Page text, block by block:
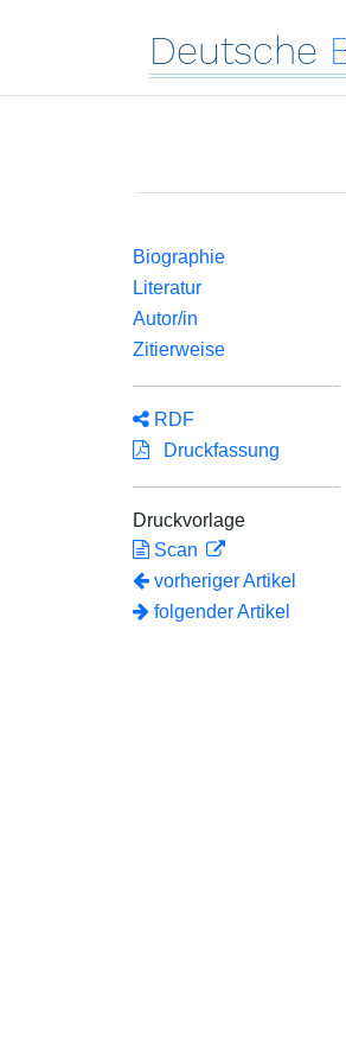
Deutsche
Biographie
Literatur
Autor/in
Zitierweise
RDF
Druckfassung
Druckvorlage
Scan
vorheriger Artikel
folgender Artikel